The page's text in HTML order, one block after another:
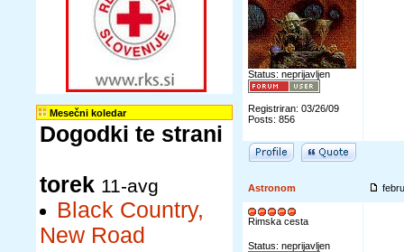
Mesečni koledar
Dogodki te strani
torek 11-avg
Black Country,
New Road
Status: neprijavljen
Registriran: 03/26/09
Posts: 856
Astronom
Rimska cesta
Status: neprijavljen